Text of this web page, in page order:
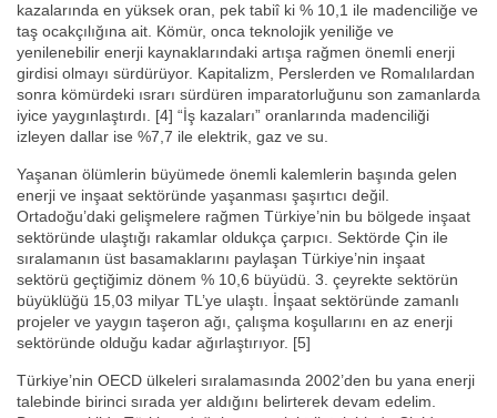
kazalarında en yüksek oran, pek tabiî ki % 10,1 ile madenciliğe ve
taş ocakçılığına ait. Kömür, onca teknolojik yeniliğe ve
yenilenebilir enerji kaynaklarındaki artışa rağmen önemli enerji
girdisi olmayı sürdürüyor. Kapitalizm, Perslerden ve Romalılardan
sonra kömürdeki ısrarı sürdüren imparatorluğunu son zamanlarda
iyice yaygınlaştırdı. [4] “İş kazaları” oranlarında madenciliği
izleyen dallar ise %7,7 ile elektrik, gaz ve su.
Yaşanan ölümlerin büyümede önemli kalemlerin başında gelen
enerji ve inşaat sektöründe yaşanması şaşırtıcı değil.
Ortadoğu’daki gelişmelere rağmen Türkiye’nin bu bölgede inşaat
sektöründe ulaştığı rakamlar oldukça çarpıcı. Sektörde Çin ile
sıralamanın üst basamaklarını paylaşan Türkiye’nin inşaat
sektörü geçtiğimiz dönem % 10,6 büyüdü. 3. çeyrekte sektörün
büyüklüğü 15,03 milyar TL’ye ulaştı. İnşaat sektöründe zamanlı
projeler ve yaygın taşeron ağı, çalışma koşullarını en az enerji
sektöründe olduğu kadar ağırlaştırıyor. [5]
Türkiye’nin OECD ülkeleri sıralamasında 2002’den bu yana enerji
talebinde birinci sırada yer aldığını belirterek devam edelim.